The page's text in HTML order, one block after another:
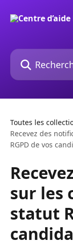
Rechercher un
Toutes les
Recevez des
RGPD de vos
sur les
statut